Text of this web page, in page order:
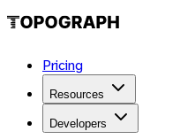
Pricing
Resources
Developers